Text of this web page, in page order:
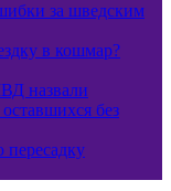
за шведским
в кошмар?
назвали
без
пересадку